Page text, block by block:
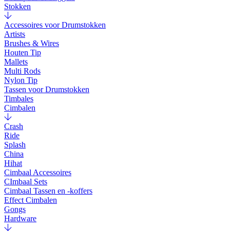
Stokken
Accessoires voor Drumstokken
Artists
Brushes & Wires
Houten Tip
Mallets
Multi Rods
Nylon Tip
Tassen voor Drumstokken
Timbales
Cimbalen
Crash
Ride
Splash
China
Hihat
Cimbaal Accessoires
CImbaal Sets
Cimbaal Tassen en -koffers
Effect Cimbalen
Gongs
Hardware